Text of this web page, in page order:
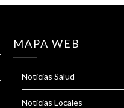
MAPA WEB
Noticias Salud
Noticias Locales